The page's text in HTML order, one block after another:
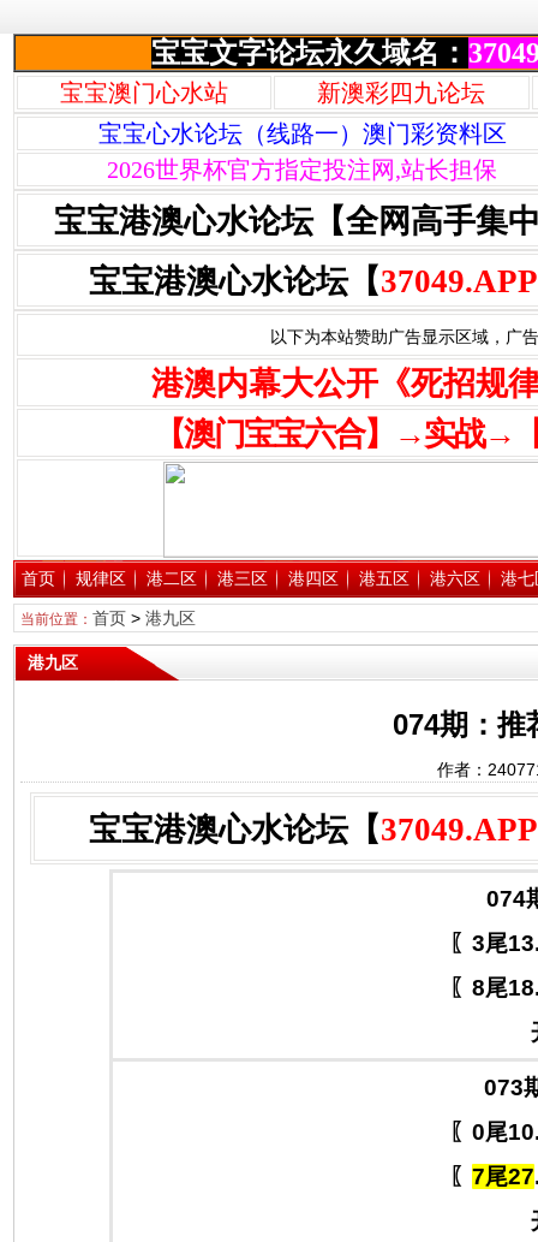
宝宝文字论坛永久域名：
宝宝澳门心水站
新澳彩四九论坛
宝宝心水论坛（线路一）澳门彩资料区
2026世界杯官方指定投注网,站长担保
宝宝港澳心水论坛【全网高手集
宝宝港澳心水论坛【37049.APP
以下为本站赞助广告显示区域，广
港澳内幕大公开《死招规
【澳门宝宝六合】→实战→
首页 规律区 港二区 港三区 港四区 港五区 港六区 港七
当前位置： 首页> 港九区
港九区
074期：
作者：
宝宝港澳心水论坛【37049.APP
074
〖3尾
〖8尾
073
〖0尾
〖 7尾27